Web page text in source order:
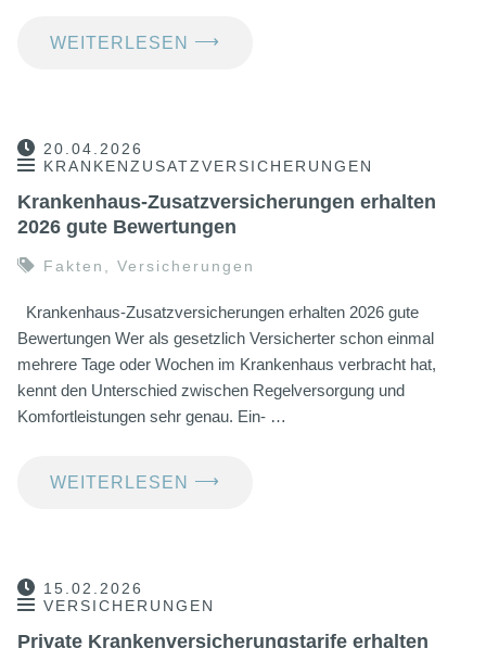
WEITERLESEN ⟶
20.04.2026
KRANKENZUSATZVERSICHERUNGEN
Krankenhaus-Zusatzversicherungen erhalten
2026 gute Bewertungen
Fakten Versicherungen
Krankenhaus-Zusatzversicherungen erhalten 2026 gute
Bewertungen Wer als gesetzlich Versicherter schon einmal
mehrere Tage oder Wochen im Krankenhaus verbracht hat,
kennt den Unterschied zwischen Regelversorgung und
Komfortleistungen sehr genau. Ein- …
WEITERLESEN ⟶
15.02.2026
VERSICHERUNGEN
Private Krankenversicherungstarife erhalten